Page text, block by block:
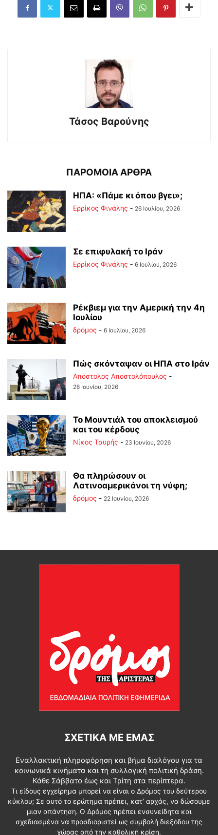
Τάσος Βαρούνης
ΠΑΡΟΜΟΙΑ ΑΡΘΡΑ
ΗΠΑ: «Πάμε κι όπου βγει»;
Ερρίκος Φινάλης - 26 Ιουλίου, 2026
Σε επιφυλακή το Ιράν
Ερρίκος Φινάλης - 6 Ιουλίου, 2026
Ρέκβιεμ για την Αμερική την 4η
Ιουλίου
δρόμος - 6 Ιουλίου, 2026
Πώς σκόνταψαν οι ΗΠΑ στο Ιράν
Απόστολος Αποστολόπουλος -
28 Ιουνίου, 2026
Το Μουντιάλ του αποκλεισμού
και του κέρδους
Νίκος Ταυρής - 23 Ιουνίου, 2026
Θα πληρώσουν οι
Λατινοαμερικάνοι τη νύφη;
δρόμος - 22 Ιουνίου, 2026
ΣΧΕΤΙΚΆ ΜΕ ΕΜΆΣ
Εναλλακτική πληροφόρηση και βήμα διαλόγου για τα
κοινωνικά κινήματα και τη συλλογική πολιτική δράση.
Κάθε Σάββατο έως και Τρίτη στα περίπτερα.
Τι είδους εγχείρημα μπορεί να είναι ο Δρόμος του δεύτερου
κύκλου; Σε αυτό το ερώτημα πρέπει, κατ’ αρχάς, να δώσουμε
μιαν απάντηση. Ο Δρόμος πρέπει ενσυνείδητα και
σχεδιασμένα να προσδιοριστεί ως συμβολή διεξόδου της
χώρας από την καθολική κρίση.